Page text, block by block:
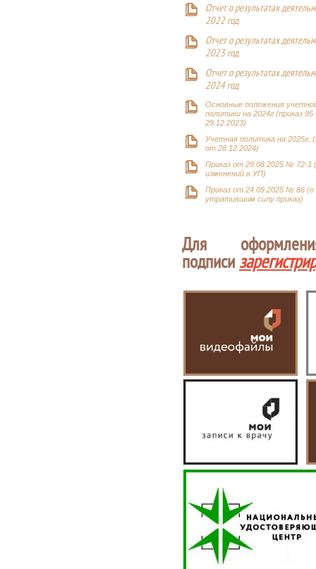
Отчет о результатах
2022 год
Отчет о результатах
2023 год
Отчет о результатах
2024 год
Основные положения
политики на 2024г (приказ
29.12.2023)
Учетная политика на 2025г.
от 28.12.2024)
Приказ от 29.08.2025 № 72-1
изменений в УП)
Приказ от 24.09.2025 № 86 (о
утратившим силу приказ)
Для
подписи